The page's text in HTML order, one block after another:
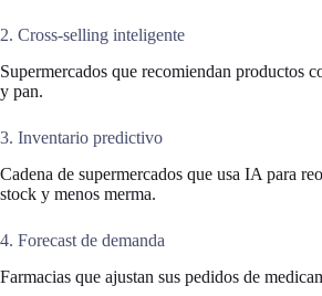
2. Cross-selling inteligente
Supermercados que recomiendan productos
y pan.
3. Inventario predictivo
Cadena de supermercados que usa IA para
stock y menos merma.
4. Forecast de demanda
Farmacias que ajustan sus pedidos de